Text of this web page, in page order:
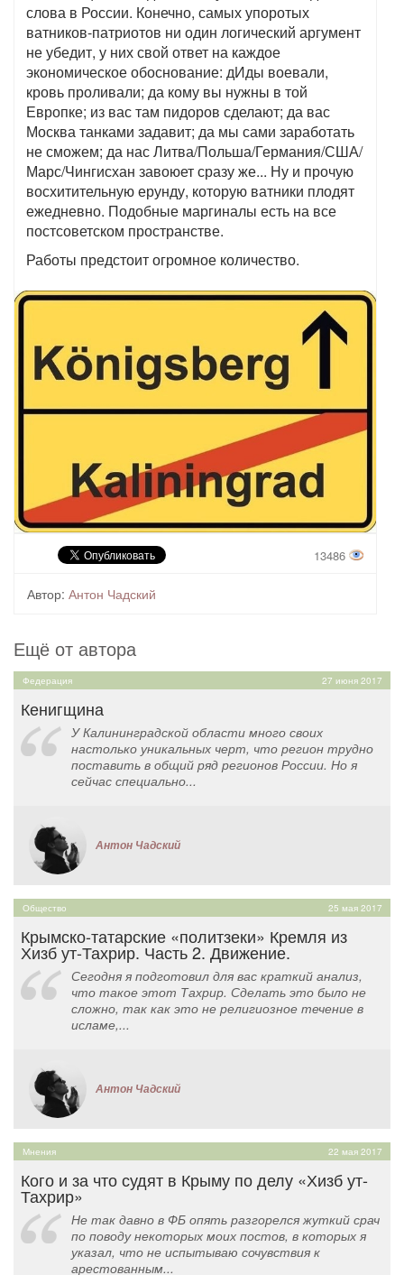
слова в России. Конечно, самых упоротых
ватников-патриотов ни один логический аргумент
не убедит, у них свой ответ на каждое
экономическое обоснование: дИды воевали,
кровь проливали; да кому вы нужны в той
Европке; из вас там пидоров сделают; да вас
Москва танками задавит; да мы сами заработать
не сможем; да нас Литва/Польша/Германия/США/
Марс/Чингисхан завоюет сразу же... Ну и прочую
восхитительную ерунду, которую ватники плодят
ежедневно. Подобные маргиналы есть на все
постсоветском пространстве.
Работы предстоит огромное количество.
13486
Автор: Антон Чадский
Ещё от автора
Федерация 27 июня 2017
Кенигщина
У Калининградской области много своих
настолько уникальных черт, что регион трудно
поставить в общий ряд регионов России. Но я
сейчас специально...
Антон Чадский
Общество 25 мая 2017
Крымско-татарские «политзеки» Кремля из
Хизб ут-Тахрир. Часть 2. Движение.
Сегодня я подготовил для вас краткий анализ,
что такое этот Тахрир. Сделать это было не
сложно, так как это не религиозное течение в
исламе,...
Антон Чадский
Мнения 22 мая 2017
Кого и за что судят в Крыму по делу «Хизб ут-
Тахрир»
Не так давно в ФБ опять разгорелся жуткий срач
по поводу некоторых моих постов, в которых я
указал, что не испытываю сочувствия к
арестованным...